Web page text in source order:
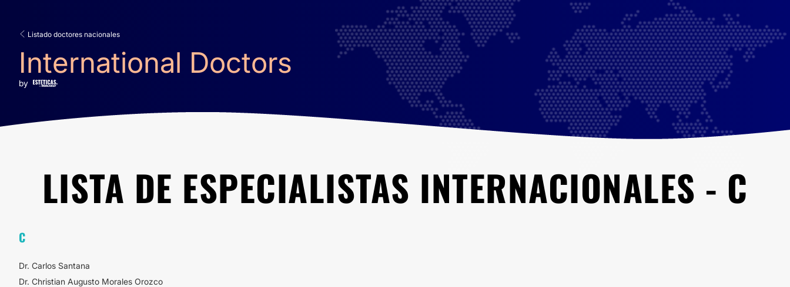
Listado doctores nacionales
International Doctors
by
LISTA DE ESPECIALISTAS INTERNACIONALES - C
C
Dr. Carlos Santana
Dr. Christian Augusto Morales Orozco